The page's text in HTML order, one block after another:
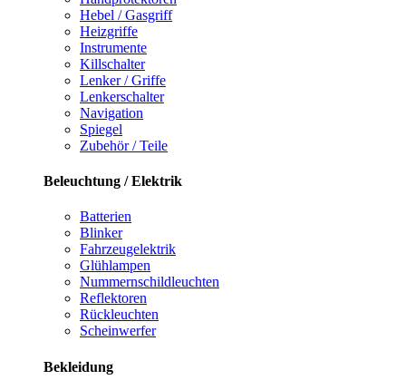
Hebel / Gasgriff
Heizgriffe
Instrumente
Killschalter
Lenker / Griffe
Lenkerschalter
Navigation
Spiegel
Zubehör / Teile
Beleuchtung / Elektrik
Batterien
Blinker
Fahrzeugelektrik
Glühlampen
Nummernschildleuchten
Reflektoren
Rückleuchten
Scheinwerfer
Bekleidung